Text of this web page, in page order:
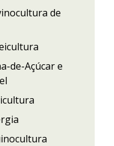
de
de-Açúcar e